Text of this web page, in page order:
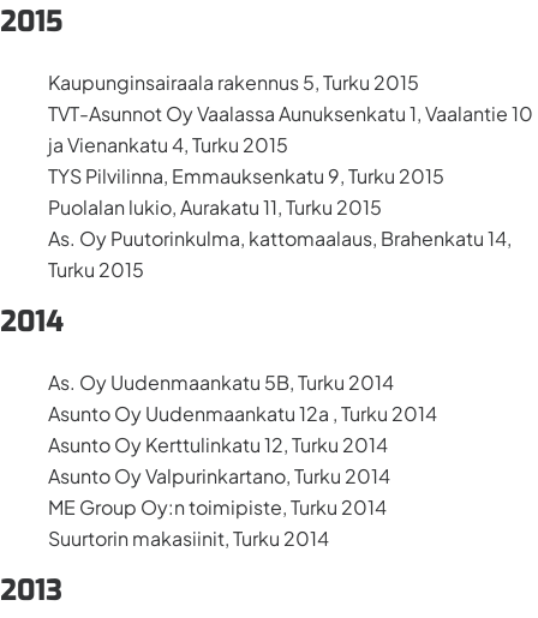
2015
Kaupunginsairaala rakennus 5, Turku 2015
TVT-Asunnot Oy Vaalassa Aunuksenkatu 1, Vaalantie 10
ja Vienankatu 4, Turku 2015
TYS Pilvilinna, Emmauksenkatu 9, Turku 2015
Puolalan lukio, Aurakatu 11, Turku 2015
As. Oy Puutorinkulma, kattomaalaus, Brahenkatu 14,
Turku 2015
2014
As. Oy Uudenmaankatu 5B, Turku 2014
Asunto Oy Uudenmaankatu 12a , Turku 2014
Asunto Oy Kerttulinkatu 12, Turku 2014
Asunto Oy Valpurinkartano, Turku 2014
ME Group Oy:n toimipiste, Turku 2014
Suurtorin makasiinit, Turku 2014
2013